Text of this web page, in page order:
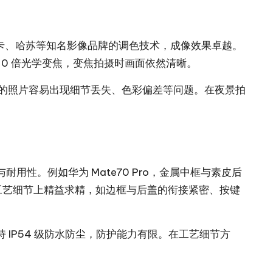
哈苏等知名影像品牌的调色技术，成像效果卓越。
光学变焦，变焦拍摄时画面依然清晰。
照片容易出现细节丢失、色彩偏差等问题。在夜景拍
耐用性。例如华为 Mate70 Pro，金属中框与素皮后
细节上精益求精，如边框与后盖的衔接紧密、按键
IP54 级防水防尘，防护能力有限。在工艺细节方